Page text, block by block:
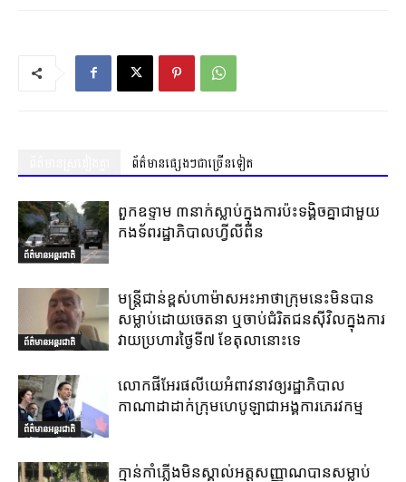
ព័ត៌មានផ្សេងៗជាច្រើនទៀត
ព័ត៌មានអន្តរជាតិ
ពួកឧទ្ទាម ៣នាក់ស្លាប់ក្នុងការប៉ះទង្គិចគ្នាជាមួយ
កងទ័ពរដ្ឋាភិបាលហ្វីលីពីន
ព័ត៌មានអន្តរជាតិ
មន្ត្រីជាន់ខ្ពស់ហាម៉ាសអះអាថាក្រុមនេះមិនបាន
សម្លាប់ដោយចេតនា ឬចាប់ជំរិតជនស៊ីវិលក្នុងការ
វាយប្រហារថ្ងៃទី៧ ខែតុលានោះទេ
ព័ត៌មានអន្តរជាតិ
លោកផីអែរផលីយេអំពាវនាវឲ្យរដ្ឋាភិបាល
កាណាដាដាក់ក្រុមហេបូឡាជាអង្គការភេរវកម្ម
ក្មាន់កាំភ្លើងមិនស្គាល់អត្តសញ្ញាណបានសម្លាប់